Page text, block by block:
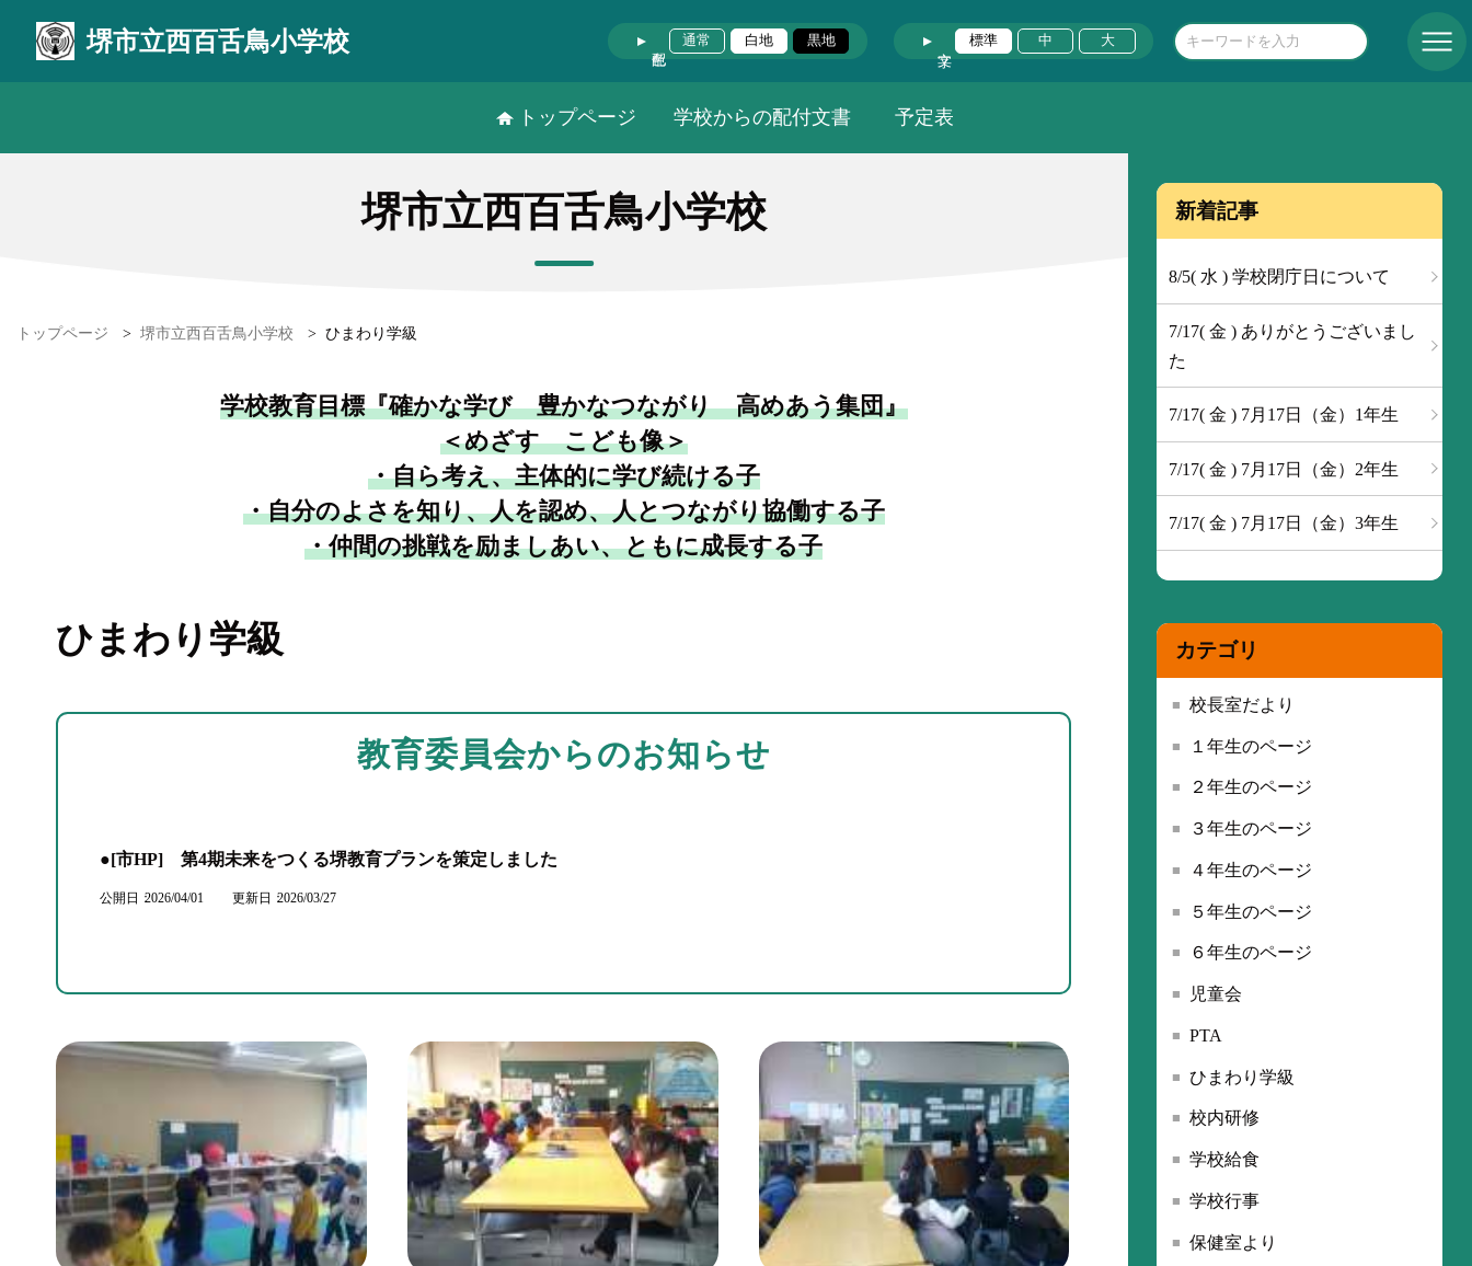
堺市立西百舌鳥小学校 通常 白地 黒地 標準 中 大
トップページ 学校からの配付文書 予定表
堺市立西百舌鳥小学校
トップページ > 堺市立西百舌鳥小学校 > ひまわり学級
学校教育目標『確かな学び 豊かなつながり 高めあう集団』
＜めざす こども像＞
・自ら考え、主体的に学び続ける子
・自分のよさを知り、人を認め、人とつながり協働する子
・仲間の挑戦を励ましあい、ともに成長する子
ひまわり学級
教育委員会からのお知らせ
●[市HP] 第4期未来をつくる堺教育プランを策定しました
公開日 2026/04/01 更新日 2026/03/27
新着記事
8/5( 水 ) 学校閉庁日について
7/17( 金 ) ありがとうございまし
た
7/17( 金 ) 7月17日（金）1年生
7/17( 金 ) 7月17日（金）2年生
7/17( 金 ) 7月17日（金）3年生
カテゴリ
校長室だより
１年生のページ
２年生のページ
３年生のページ
４年生のページ
５年生のページ
６年生のページ
児童会
PTA
ひまわり学級
校内研修
学校給食
学校行事
保健室より